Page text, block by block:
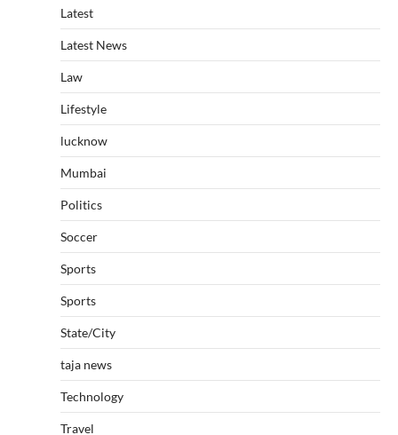
Latest
Latest News
Law
Lifestyle
lucknow
Mumbai
Politics
Soccer
Sports
Sports
State/City
taja news
Technology
Travel